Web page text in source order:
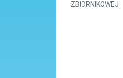
ZBIORNIKOWEJ